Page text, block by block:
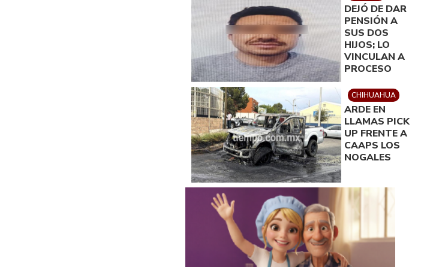
DEJÓ DE DAR
PENSIÓN A
SUS DOS
HIJOS; LO
VINCULAN A
PROCESO
CHIHUAHUA
ARDE EN
LLAMAS PICK
UP FRENTE A
CAAPS LOS
NOGALES